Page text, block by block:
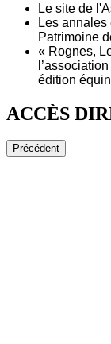
Le site de
Les annales
Patrimoine
« Rognes,
édition
ACCÈS
Précédent